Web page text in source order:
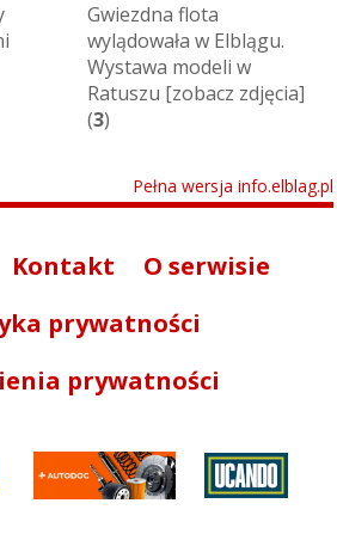
Gwiezdna flota
wylądowała w Elblągu.
Wystawa modeli w
Ratuszu [zobacz zdjęcia]
(3)
Pełna wersja info.elblag.pl
Kontakt
O serwisie
prywatności
prywatności